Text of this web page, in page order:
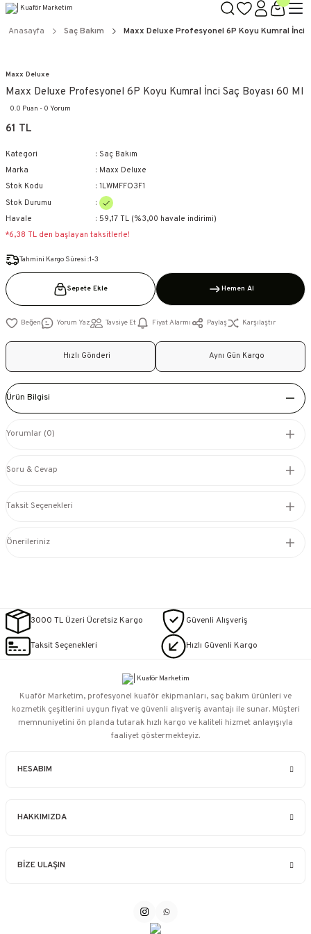
KAPIDA ÖDEME SEÇENEĞİ
Anasayfa Saç Bakım Maxx Deluxe Profesyonel 6P Koyu Kumral İnci
Maxx Deluxe
Maxx Deluxe Profesyonel 6P Koyu Kumral İnci Saç Boyası 60 Ml
0.0 Puan - 0 Yorum
61 TL
Kategori
Saç Bakım
Marka
Maxx Deluxe
Stok Kodu
1LWMFFO3F1
Stok Durumu
Havale
59,17 TL (%3,00 havale indirimi)
*6,38 TL den başlayan taksitlerle!
Tahmini Kargo Süresi :1-3
Sepete Ekle Hemen Al
Yorum Yaz Tavsiye Et Fiyat Alarmı Paylaş Karşılaştır
Hızlı Gönderi Aynı Gün Kargo
Ürün Bilgisi
Yorumlar (0)
Soru & Cevap
Taksit Seçenekleri
Önerileriniz
3000 TL Üzeri Ücretsiz Kargo Güvenli Alışveriş
Taksit Seçenekleri Hızlı Güvenli Kargo
HESABIM
HAKKIMIZDA
BİZE ULAŞIN
Kuaför Marketim, profesyonel kuaför ekipmanları, saç bakım ürünleri ve
kozmetik çeşitlerini uygun fiyat ve güvenli alışveriş avantajı ile sunar. Müşteri
memnuniyetini ön planda tutarak hızlı kargo ve kaliteli hizmet anlayışıyla
faaliyet göstermekteyiz.